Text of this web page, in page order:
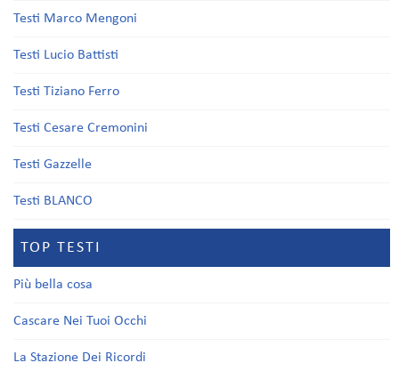
Testi Marco Mengoni
Testi Lucio Battisti
Testi Tiziano Ferro
Testi Cesare Cremonini
Testi Gazzelle
Testi BLANCO
TOP TESTI
Più bella cosa
Cascare Nei Tuoi Occhi
La Stazione Dei Ricordi